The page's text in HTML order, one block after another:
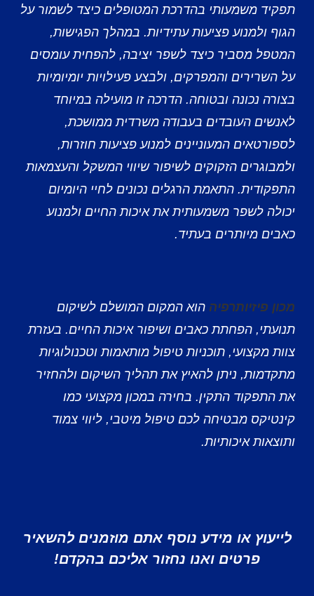
תפקיד משמעותי בהדרכת המטופלים כיצד לשמור על
הגוף ולמנוע פציעות עתידיות. במהלך הפגישות,
המטפל מסביר כיצד לשפר יציבה, להפחית עומסים
על השרירים והמפרקים, ולבצע פעילויות יומיומיות
בצורה נכונה ובטוחה. הדרכה זו מועילה במיוחד
לאנשים העובדים בעבודה משרדית ממושכת,
לספורטאים המעוניינים למנוע פציעות חוזרות,
ולמבוגרים הזקוקים לשיפור שיווי המשקל והעצמאות
התפקודית. התאמת הרגלים נכונים לחיי היומיום
יכולה לשפר משמעותית את איכות החיים ולמנוע
כאבים מיותרים בעתיד.
מכון פיזיותרפיה הוא המקום המושלם לשיקום
תנועתי, הפחתת כאבים ושיפור איכות החיים. בעזרת
צוות מקצועי, תוכניות טיפול מותאמות וטכנולוגיות
מתקדמות, ניתן להאיץ את תהליך השיקום ולהחזיר
את התפקוד התקין. בחירה במכון מקצועי כמו
קינטיקס מבטיחה לכם טיפול מיטבי, ליווי צמוד
ותוצאות איכותיות.
לייעוץ או מידע נוסף אתם מוזמנים להשאיר
פרטים ואנו נחזור אליכם בהקדם!